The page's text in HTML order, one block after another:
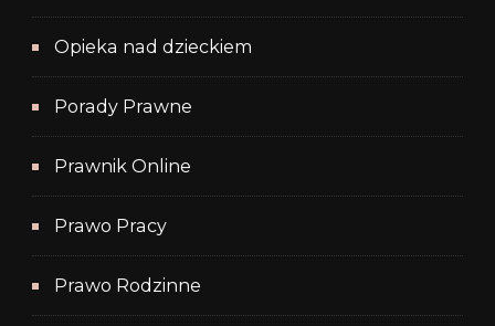
Opieka nad dzieckiem
Porady Prawne
Prawnik Online
Prawo Pracy
Prawo Rodzinne